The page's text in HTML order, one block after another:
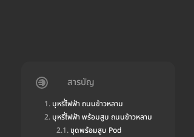
สารบัญ
บุหรี่ไฟฟ้า ถนนข้าวหลาม
บุหรี่ไฟฟ้า พร้อมสูบ ถนนข้าวหลาม
ชุดพร้อมสูบ Pod